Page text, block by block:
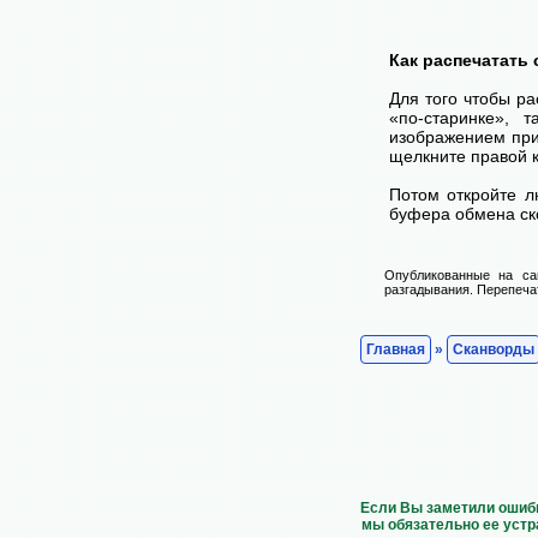
Как
Для того чтобы
«по-
изображением
щелкните правой
Потом откройте
буфера обмена
Опубликованные на
разгадывания.
Главная » Сканворды
Если Вы заметили
мы обязательно ее